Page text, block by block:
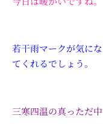
若干雨マークが気に
てくれるでしょう。
三寒四温の真っただ中